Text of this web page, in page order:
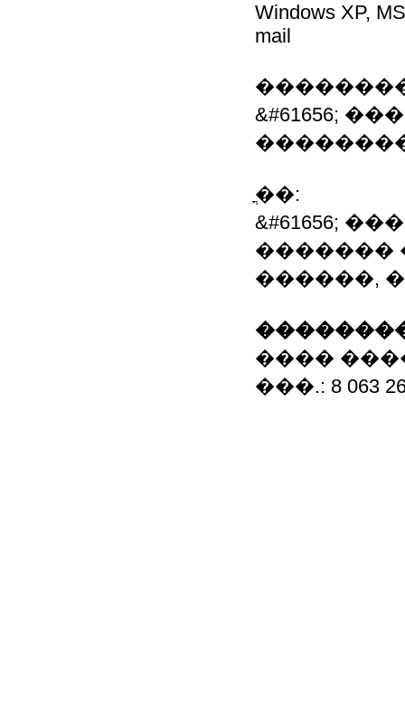
Windows XP,
mail
&#61656;
ֳ��:
&#61656;
�������
������,
����
���.: 8 063